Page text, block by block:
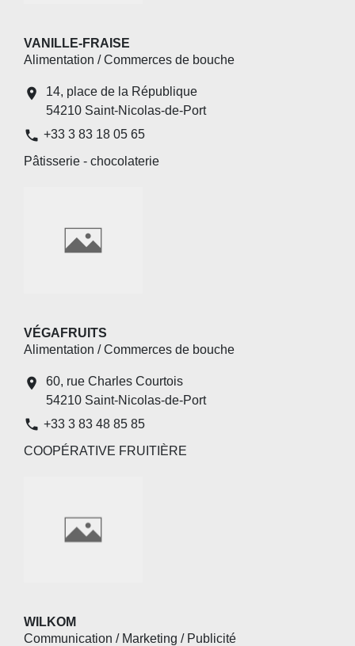
VANILLE-FRAISE
Alimentation / Commerces de bouche
location_on
14, place de la République
54210 Saint-Nicolas-de-Port
phone +33 3 83 18 05 65
Pâtisserie - chocolaterie
VÉGAFRUITS
Alimentation / Commerces de bouche
location_on
60, rue Charles Courtois
54210 Saint-Nicolas-de-Port
phone +33 3 83 48 85 85
COOPÉRATIVE FRUITIÈRE
WILKOM
Communication / Marketing / Publicité